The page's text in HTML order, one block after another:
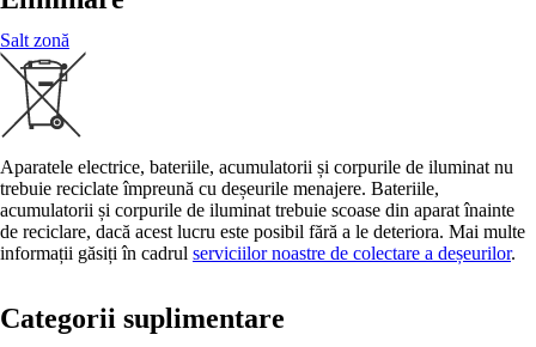
Salt zonă
Aparatele electrice, bateriile, acumulatorii și corpurile de iluminat nu
trebuie reciclate împreună cu deșeurile menajere. Bateriile,
acumulatorii și corpurile de iluminat trebuie scoase din aparat înainte
de reciclare, dacă acest lucru este posibil fără a le deteriora. Mai multe
informații găsiți în cadrul serviciilor noastre de colectare a deșeurilor.
Categorii suplimentare